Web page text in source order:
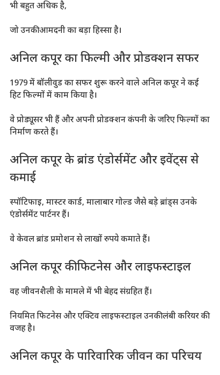
भी बहुत अधिक है,
जो उनकी आमदनी का बड़ा हिस्सा है।
अनिल कपूर का फिल्मी और प्रोडक्शन सफर
1979 में बॉलीवुड का सफर शुरू करने वाले अनिल कपूर ने कई
हिट फिल्मों में काम किया है।
वे प्रोड्यूसर भी हैं और अपनी प्रोडक्शन कंपनी के जरिए फिल्मों का
निर्माण करते हैं।
अनिल कपूर के ब्रांड एंडोर्समेंट और इवेंट्स से
कमाई
स्पॉटिफाइ, मास्टर कार्ड, मालाबार गोल्ड जैसे बड़े ब्रांड्स उनके
एंडोर्समेंट पार्टनर हैं।
वे केवल ब्रांड प्रमोशन से लाखों रुपये कमाते हैं।
अनिल कपूर की फिटनेस और लाइफस्टाइल
वह जीवनशैली के मामले में भी बेहद संग्रहित हैं।
नियमित फिटनेस और एक्टिव लाइफस्टाइल उनकी लंबी करियर की
वजह है।
अनिल कपूर के पारिवारिक जीवन का परिचय